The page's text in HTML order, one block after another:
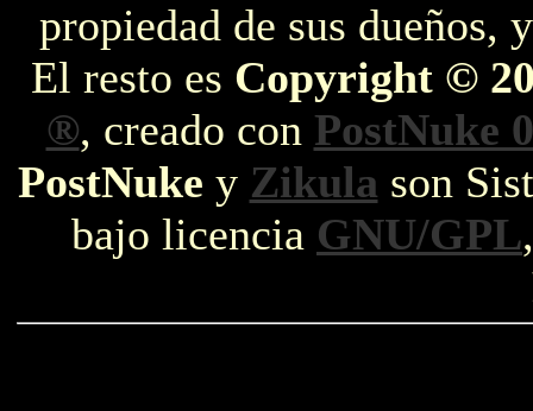
propiedad de sus dueños,
El resto es Copyright ©
®, creado con PostNuke
PostNuke y Zikula son
bajo licencia GNU/GPL